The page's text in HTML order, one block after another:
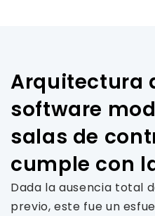
Arquitectura
software
salas de
cumple con
Dada la ausencia total
previo, este fue un